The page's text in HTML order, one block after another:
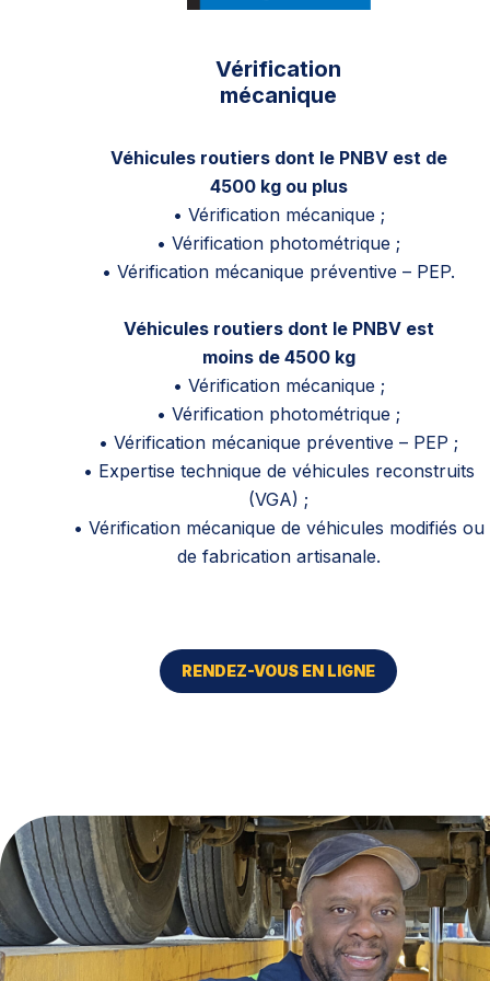
Vérification
mécanique
Véhicules routiers dont le PNBV est de
4500 kg ou plus
• Vérification mécanique ;
• Vérification photométrique ;
• Vérification mécanique préventive – PEP.
Véhicules routiers dont le PNBV est
moins de 4500 kg
• Vérification mécanique ;
• Vérification photométrique ;
• Vérification mécanique préventive – PEP ;
• Expertise technique de véhicules reconstruits
(VGA) ;
• Vérification mécanique de véhicules modifiés ou
de fabrication artisanale.
RENDEZ-VOUS EN LIGNE